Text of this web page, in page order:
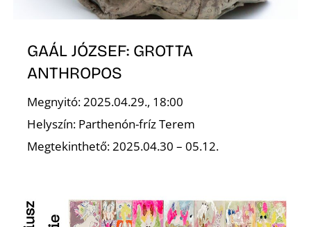
GAÁL JÓZSEF: GROTTA
ANTHROPOS
Megnyitó: 2025.04.29., 18:00
Helyszín: Parthenón-fríz Terem
Megtekinthető: 2025.04.30 – 05.12.